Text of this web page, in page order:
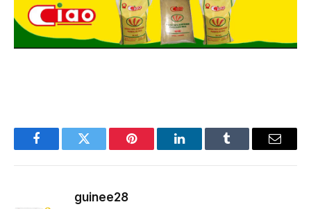
FacebookTwitter Pinterest LinkedInTumblr Email
guinee28